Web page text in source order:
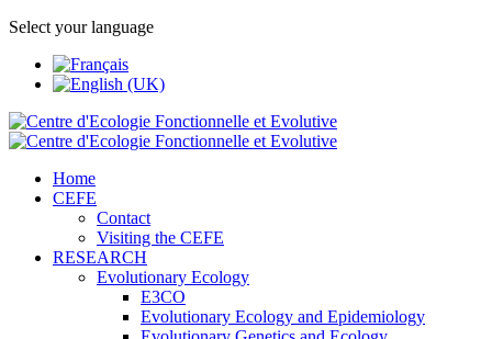
Select your language
Home
CEFE
Contact
Visiting the CEFE
RESEARCH
Evolutionary Ecology
E3CO
Evolutionary Ecology and Epidemiology